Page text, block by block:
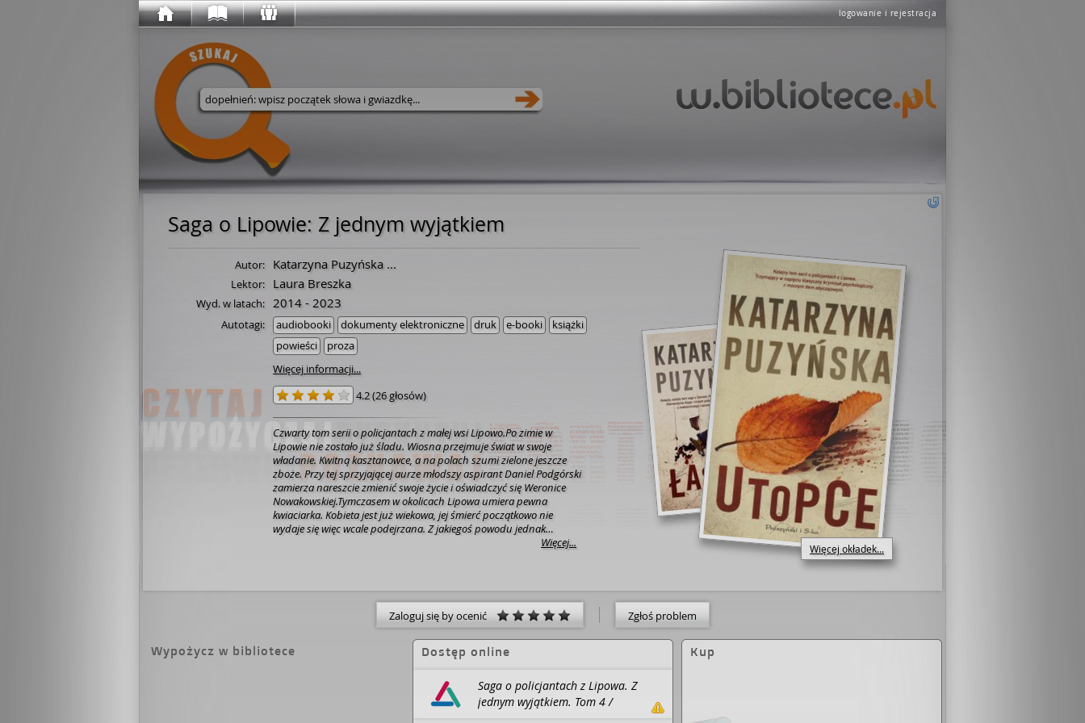
logowanie i rejestracja
Wyszukaj w serwisie
Saga o Lipowie: Z jednym wyjątkiem
Więcej okładek...
Autor: Katarzyna Puzyńska ...
Lektor: Laura Breszka
Wyd. w latach: 2014 - 2023
Autotagi: audiobooki dokumenty elektroniczne druk e-booki
książki
powieści
proza
Więcej informacji...
4.2(26 głosów)
Czwarty tom serii o policjantach z małej wsi Lipowo.Po zimie w
Lipowie nie zostało już śladu. Wiosna przejmuje świat w swoje
władanie. Kwitną kasztanowce, a na polach szumi zielone jeszcze
zboże. Przy tej sprzyjającej aurze młodszy aspirant Daniel Podgórski
zamierza nareszcie zmienić swoje życie i oświadczyć się Weronice
Nowakowskiej.Tymczasem w okolicach Lipowa umiera pewna
kwiaciarka. Kobieta jest już wiekowa, jej śmierć początkowo nie
wydaje się więc wcale podejrzana. Z jakiegoś powodu jednak
ratowniczka medyczna z karetki pogotowia wezwanej przez sąsiadkę
samotnej starszej pani? Dlaczego wytatuował na jej piersi trudny do
odcyfrowania napis? Co ma z tym wszystkim wspólnego historia
pary młodych ludzi sprzed ponad stu sześćdziesięciu lat?„Z jednym
wyjątkiem" to czwarty tom serii o policjantach z niewielkiej wsi
psychologiczne z mocnym tłem obyczajowym.Najwyższy już czas,
żeby polscy filmowcy wzięli się do ekranizacji prozy Katarzyny
Puzyńskiej. Młodszy aspirant Daniel Podgórski i komisarz
Więcej...
Zaloguj się by ocenić Zgłoś problem
Wypożycz w bibliotece Dostęp online
Saga o policjantach z Lipowa. Z
jednym wyjątkiem. Tom 4 /
Kup